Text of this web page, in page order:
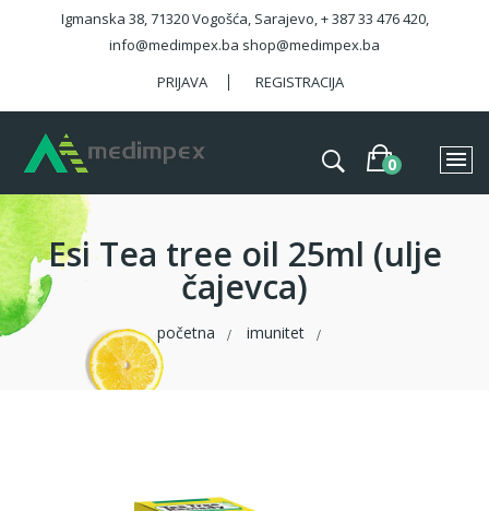
Igmanska 38, 71320 Vogošća, Sarajevo, + 387 33 476 420,
info@medimpex.ba shop@medimpex.ba
PRIJAVA
REGISTRACIJA
Esi Tea tree oil 25ml (ulje
čajevca)
početna imunitet